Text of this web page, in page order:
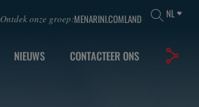
Ontdek onze groep:MENARINI.COMLAND NL
NIEUWS CONTACTEER ONS